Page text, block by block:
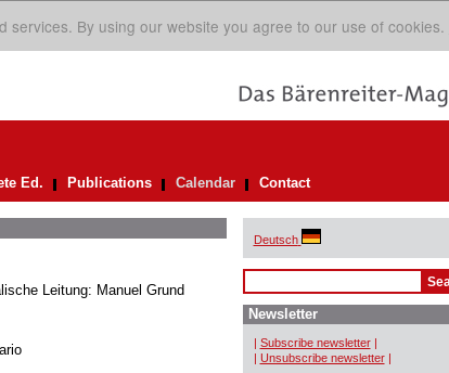
By using our website you agree to our use of cookies.
Ed. Publications Calendar Contact
Leitung: Manuel Grund
Deutsch
Newsletter
| Subscribe newsletter |
| Unsubscribe newsletter |